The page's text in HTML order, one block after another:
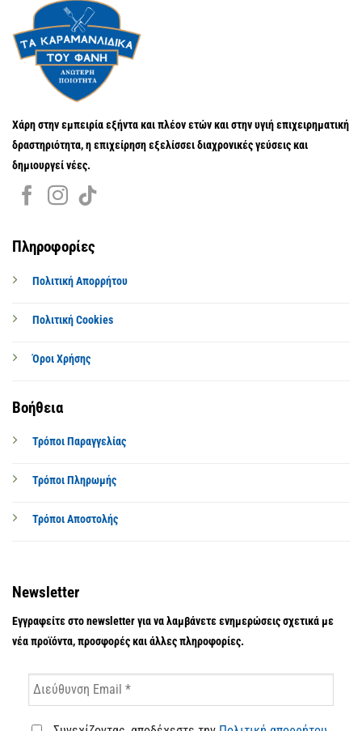
Χάρη στην εμπειρία εξήντα και πλέον ετών και στην υγιή επιχειρηματική
δραστηριότητα, η επιχείρηση εξελίσσει διαχρονικές γεύσεις και
δημιουργεί νέες.
Πληροφορίες
Πολιτική Απορρήτου
Πολιτική Cookies
Όροι Χρήσης
Βοήθεια
Τρόποι Παραγγελίας
Τρόποι Πληρωμής
Τρόποι Αποστολής
Newsletter
Εγγραφείτε στο newsletter για να λαμβάνετε ενημερώσεις σχετικά με
νέα προϊόντα, προσφορές και άλλες πληροφορίες.